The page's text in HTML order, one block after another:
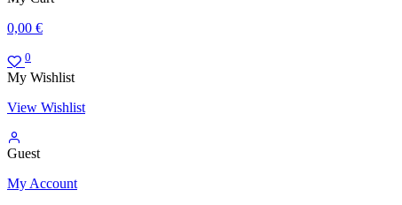
0,00 €
0
My Wishlist
View Wishlist
Guest
My Account